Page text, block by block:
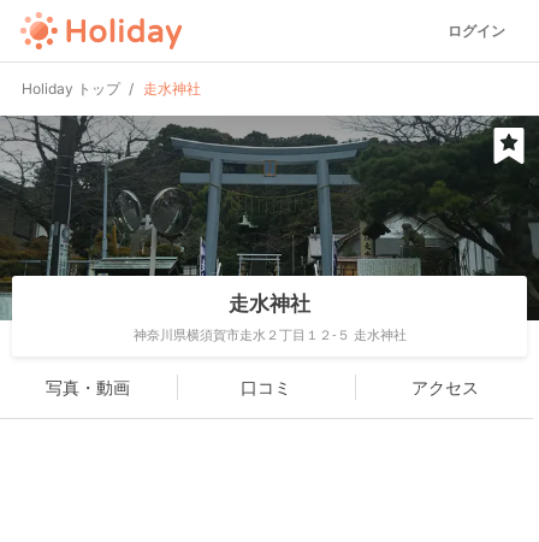
ログイン
Holiday トップ 走水神社
走水神社
神奈川県横須賀市走水２丁目１２-５ 走水神社
写真・動画 口コミ アクセス